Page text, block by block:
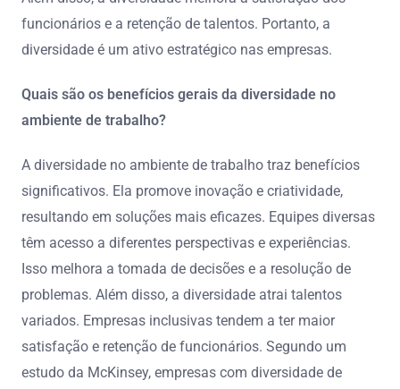
funcionários e a retenção de talentos. Portanto, a
diversidade é um ativo estratégico nas empresas.
Quais são os benefícios gerais da diversidade no
ambiente de trabalho?
A diversidade no ambiente de trabalho traz benefícios
significativos. Ela promove inovação e criatividade,
resultando em soluções mais eficazes. Equipes diversas
têm acesso a diferentes perspectivas e experiências.
Isso melhora a tomada de decisões e a resolução de
problemas. Além disso, a diversidade atrai talentos
variados. Empresas inclusivas tendem a ter maior
satisfação e retenção de funcionários. Segundo um
estudo da McKinsey, empresas com diversidade de